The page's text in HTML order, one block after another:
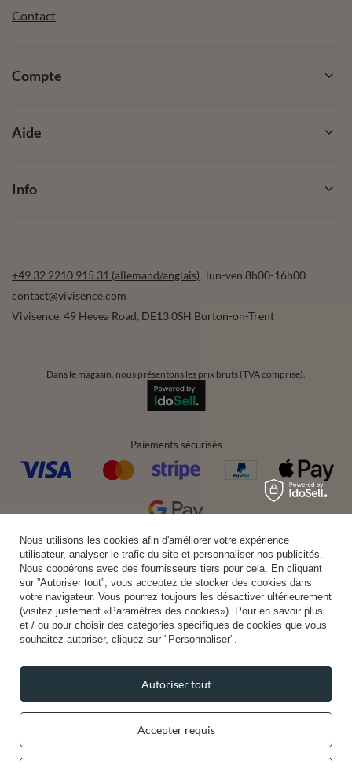
Contact
Compte
Aide
Info
+49 32 2210 915 31 (allemand/anglais) lun-ven 8h00-16h00
contact@vivisence.com
Vivisence, 49 Hevea Road, DE13 0SH Burton-on-Trent
Dans le magasin, nous présentons les prix bruts (TVA comprise).
Paiements sécurisés
Livraison pratique
Vous pouvez nous faire confiance
Nous utilisons les cookies afin d'améliorer votre expérience
utilisateur, analyser le trafic du site et personnaliser nos publicités.
Nous coopérons avec des fournisseurs tiers pour cela. En cliquant
sur ”Autoriser tout”, vous acceptez de stocker des cookies dans
votre navigateur. Vous pourrez toujours les désactiver ultérieurement
(visitez justement «Paramètres des cookies»). Pour en savoir plus
et / ou pour choisir des catégories spécifiques de cookies que vous
souhaitez autoriser, cliquez sur "Personnaliser".
Accepter requis
Autoriser tout